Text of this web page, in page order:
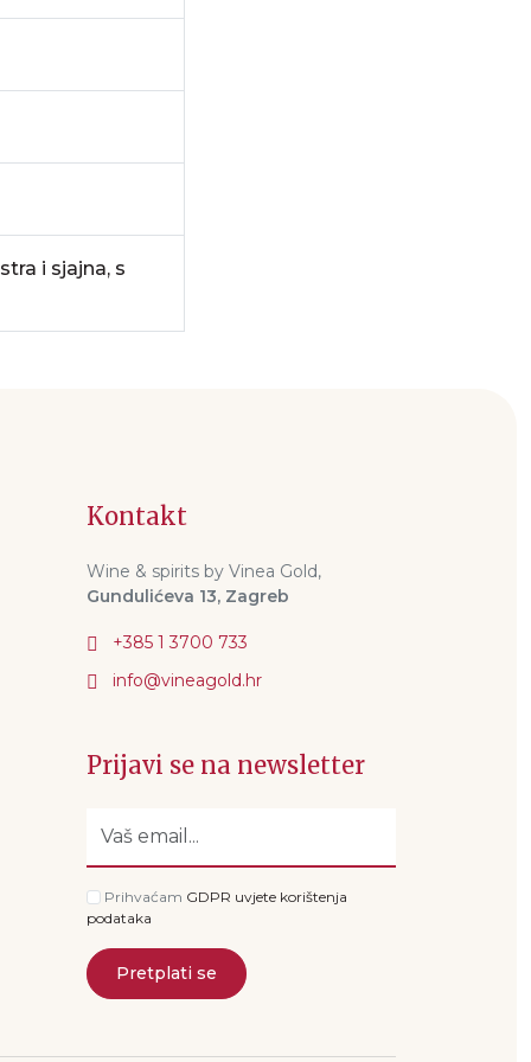
i sjajna, s
Kontakt
Wine & spirits by Vinea Gold,
Gundulićeva 13, Zagreb
+385 1 3700 733
Prijavi se na newsletter
Prihvaćam GDPR uvjete korištenja
podataka
Pretplati se